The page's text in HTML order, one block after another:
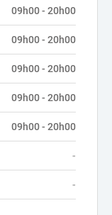
09h00 - 20h00
09h00 - 20h00
09h00 - 20h00
09h00 - 20h00
09h00 - 20h00
-
-